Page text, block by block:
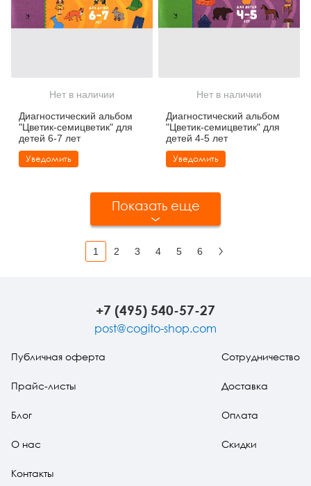
Нет в наличии
Диагностический альбом
"Цветик-семицветик" для
детей 6-7 лет
Уведомить
Нет в наличии
Диагностический альбом
"Цветик-семицветик" для
детей 4-5 лет
Уведомить
Показать еще
1 2 3 4 5 6
+7 (495) 540-57-27
post@cogito-shop.com
Публичная оферта
Прайс-листы
Блог
О нас
Контакты
Сотрудничество
Доставка
Оплата
Скидки